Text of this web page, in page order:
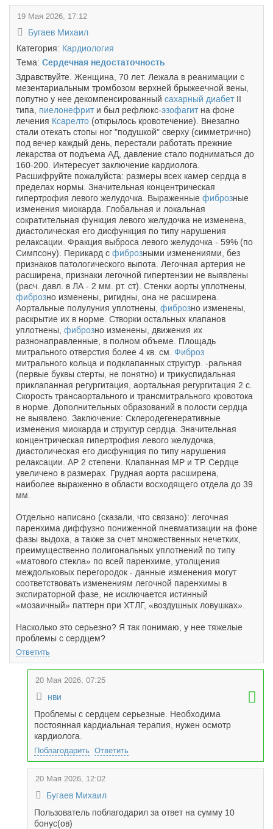
19 Мая 2026, 17:12
Бугаев Михаил
Категория: Кардиология
Тема: Сердечная недостаточность
Здравствуйте. Женщина, 70 лет. Лежала в реанимации с
мезентариальным тромбозом верхней брыжеечной вены,
попутно у нее декомпенсированный сахарный диабетII
типа, пиелонефрити был рефлюкс-эзофагитна фоне
лечения Ксарелто (открылось кровотечение). Внезапно
стали отекать стопы ног "подушкой" сверху (симметрично)
под вечер каждый день, перестали работать прежние
лекарства от подъема АД, давление стало подниматься до
160-200. Интересует заключение кардиолога.
Расшифруйте пожалуйста: размеры всех камер сердца в
пределах нормы. Значительная концентрическая
гипертрофия левого желудочка. Выраженные фиброзные
изменения миокарда. Глобальная и локальная
сократительная функция левого желудочка не изменена,
диастолическая его дисфункция по типу нарушения
релаксации. Фракция выброса левого желудочка - 59% (по
Симпсону). Перикард с фиброзными изменениями, без
признаков патологического выпота. Легочная артерия не
расширена, признаки легочной гипертензии не выявлены
(расч. давл. в ЛА - 2 мм. рт. ст). Стенки аорты уплотнены,
фиброзно изменены, ригидны, она не расширена.
Аортальные полулуния уплотнены, фиброзно изменены,
раскрытие их в норме. Створки остальных клапанов
уплотнены, фиброзно изменены, движения их
разнонаправленные, в полном объеме. Площадь
митрального отверстия более 4 кв. см. Фиброз
митрального кольца и подклапанных структур. -ральная
(первые буквы стерты, не понятно) и трикуспидальная
приклапанная регургитация, аортальная регургитация 2 с.
Скорость трансаортального и трансмитрального кровотока
в норме. Дополнительных образований в полости сердца
не выявлено. Заключение: Склеродегенеративные
изменения миокарда и структур сердца. Значительная
концентрическая гипертрофия левого желудочка,
диастолическая его дисфункция по типу нарушения
релаксации. АР 2 степени. Клапанная МР и ТР. Сердце
увеличено в размерах. Грудная аорта расширена,
наиболее выраженно в области восходящего отдела до 39
мм.
Отдельно написано (сказали, что связано): легочная
паренхима диффузно пониженной пневматизации на фоне
фазы выдоха, а также за счет множественных нечетких,
преимущественно полигональных уплотнений по типу
«матового стекла» по всей паренхиме, утолщения
междольковых перегородок - данные изменения могут
соответствовать изменениям легочной паренхимы в
экспираторной фазе, не исключается истинный
«мозаичный» паттерн при ХТЛГ, «воздушных ловушках».
Насколько это серьезно? Я так понимаю, у нее тяжелые
проблемы с сердцем?
Ответить
20 Мая 2026, 07:25
нви
Проблемы с сердцем серьезные. Необходима
постоянная кардиальная терапия, нужен осмотр
кардиолога.
Поблагодарить Ответить
20 Мая 2026, 12:02
Бугаев Михаил
Пользователь поблагодарил за ответ на сумму 10
бонус(ов)